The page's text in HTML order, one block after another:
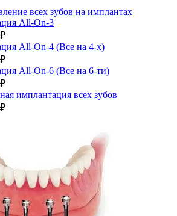
всех зубов на имплантах
All-On-3
₽
All-On-4 (Все на 4-х)
₽
All-On-6 (Все на 6-ти)
₽
имплантация всех зубов
₽